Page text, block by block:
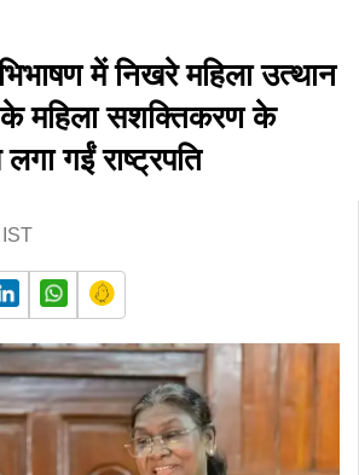
में निखरे महिला उत्थान
महिला सशक्तिकरण के
गईं राष्ट्रपति